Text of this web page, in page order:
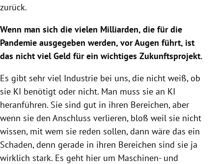
zurück.
Wenn man sich die vielen Milliarden, die für die
Pandemie ausgegeben werden, vor Augen führt, ist
das nicht viel Geld für ein wichtiges Zukunftsprojekt.
Es gibt sehr viel Industrie bei uns, die nicht weiß, ob
sie KI benötigt oder nicht. Man muss sie an KI
heranführen. Sie sind gut in ihren Bereichen, aber
wenn sie den Anschluss verlieren, bloß weil sie nicht
wissen, mit wem sie reden sollen, dann wäre das ein
Schaden, denn gerade in ihren Bereichen sind sie ja
wirklich stark. Es geht hier um Maschinen- und